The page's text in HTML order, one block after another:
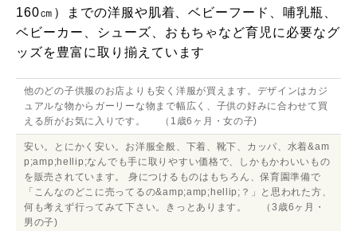
160㎝）までの洋服や肌着、ベビーフード、哺乳瓶、
ベビーカー、シューズ、おもちゃなど育児に必要なグ
ッズを豊富に取り揃えています
他のどの子供服のお店よりも安く洋服が買えます。デザインはカジ
ュアルな物からガーリーな物まで幅広く、子供の好みに合わせて買
える所がお気に入りです。 （1歳6ヶ月・女の子)
安い。とにかく安い。お洋服全般、下着、靴下、カッパ、水着&am
p;amp;hellip;なんでも手に取りやすい価格で、しかもかわいいもの
を販売されています。 身につけるものはもちろん、保育園準備で
「こんなのどこに売ってるの&amp;amp;hellip;？」と思われた方、
何も考えず行ってみて下さい。きっとあります。 （3歳6ヶ月・
男の子)